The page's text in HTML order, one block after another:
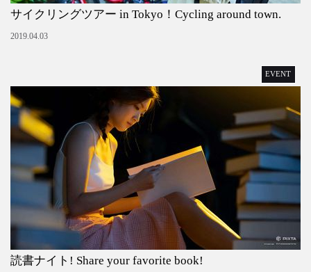
サイクリングツアー in Tokyo！Cycling around town.
2019.04.03
EVENT
読書ナイト! Share your favorite book!